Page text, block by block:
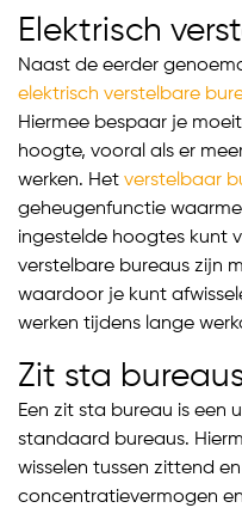
Elektrisch
Naast de eerder
elektrisch verstelbare
Hiermee bespaar je
hoogte, vooral als er
werken. Het verstelbaar
geheugenfunctie
ingestelde hoogtes kunt
verstelbare bureaus zijn
waardoor je kunt
werken tijdens lange
Zit sta
Een zit sta bureau is een
standaard bureaus.
wisselen tussen zittend
concentratievermogen